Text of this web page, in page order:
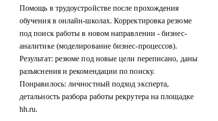
Помощь в трудоустройстве после прохождения
обучения в онлайн-школах. Корректировка резюме
под поиск работы в новом направлении - бизнес-
аналитике (моделирование бизнес-процессов).
Результат: резюме под новые цели переписано, даны
разъяснения и рекомендации по поиску.
Понравилось: личностный подход эксперта,
детальность разбора работы рекрутера на площадке
hh.ru.